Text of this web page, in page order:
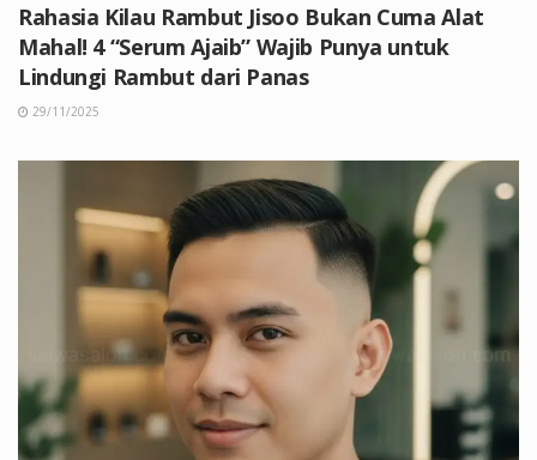
Rahasia Kilau Rambut Jisoo Bukan Cuma Alat
Mahal! 4 “Serum Ajaib” Wajib Punya untuk
Lindungi Rambut dari Panas
29/11/2025